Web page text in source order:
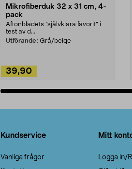
Mikrofiberduk 32 x 31 cm, 4-
pack
Aftonbladets "självklara favorit” i
test av d...
Utförande: Grå/beige
39,90
Kundservice
Vanliga frågor
Mitt
Logga in/